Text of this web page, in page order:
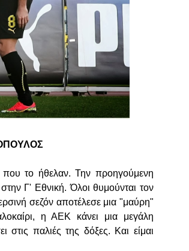
που το ήθελαν. Την προηγούμενη
Γ' Εθνική. Όλοι θυμούνται τον
σεζόν αποτέλεσε μια "μαύρη"
η ΑΕΚ κάνει μια μεγάλη
παλιές της δόξες. Και είμαι